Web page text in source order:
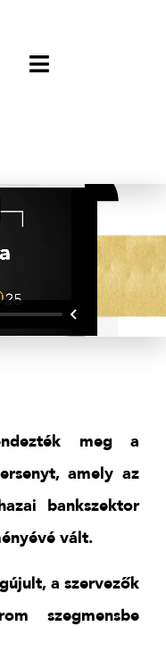
meg a
amely az
bankszektor
vált.
a szervezők
szegmensbe